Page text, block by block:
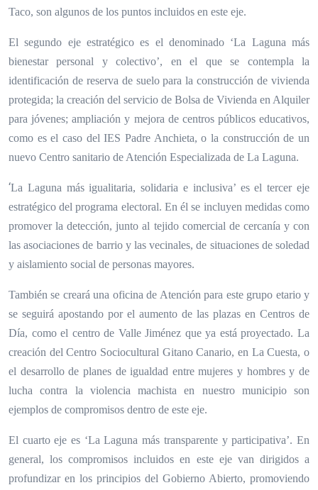
Taco, son algunos de los puntos incluidos en este eje.
El segundo eje estratégico es el denominado ‘La Laguna más
bienestar personal y colectivo’, en el que se contempla la
identificación de reserva de suelo para la construcción de vivienda
protegida; la creación del servicio de Bolsa de Vivienda en Alquiler
para jóvenes; ampliación y mejora de centros públicos educativos,
como es el caso del IES Padre Anchieta, o la construcción de un
nuevo Centro sanitario de Atención Especializada de La Laguna.
‘La Laguna más igualitaria, solidaria e inclusiva’ es el tercer eje
estratégico del programa electoral. En él se incluyen medidas como
promover la detección, junto al tejido comercial de cercanía y con
las asociaciones de barrio y las vecinales, de situaciones de soledad
y aislamiento social de personas mayores.
También se creará una oficina de Atención para este grupo etario y
se seguirá apostando por el aumento de las plazas en Centros de
Día, como el centro de Valle Jiménez que ya está proyectado. La
creación del Centro Sociocultural Gitano Canario, en La Cuesta, o
el desarrollo de planes de igualdad entre mujeres y hombres y de
lucha contra la violencia machista en nuestro municipio son
ejemplos de compromisos dentro de este eje.
El cuarto eje es ‘La Laguna más transparente y participativa’. En
general, los compromisos incluidos en este eje van dirigidos a
profundizar en los principios del Gobierno Abierto, promoviendo